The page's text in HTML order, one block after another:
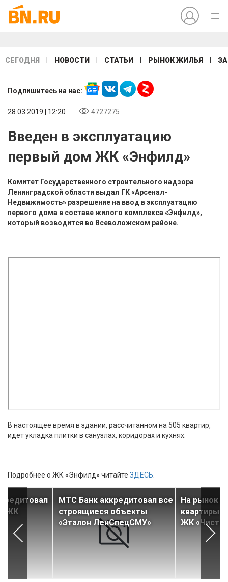
СЕГОДНЯ НОВОСТИ СТАТЬИ РЫНОК ЖИЛЬЯ
Подпишитесь на нас:
28.03.2019 | 12:20 4727275
Введен в эксплуатацию
первый дом ЖК «Энфилд»
Комитет Государственного строительного надзора
Ленинградской области выдал ГК «Арсенал-
Недвижимость» разрешение на ввод в эксплуатацию
первого дома в составе жилого комплекса «Энфилд»,
который возводится во Всеволожском районе.
В настоящее время в здании, рассчитанном на 505 квартир,
идет укладка плитки в санузлах, коридорах и кухнях.
Подробнее о ЖК «Энфилд» читайте ЗДЕСЬ
ЖК
МТС Банк аккредитовал все
строящиеся объекты
«Эталон ЛенСпецСМУ»
На рынок
квартиры
ЖК